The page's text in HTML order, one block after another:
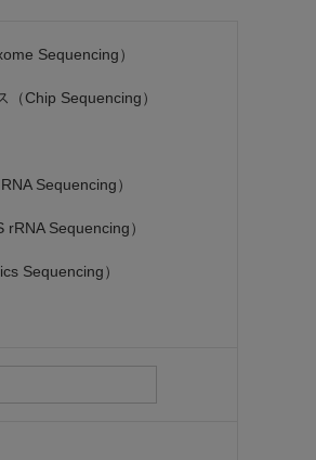
Sequencing）
（Chip Sequencing）
Sequencing）
Sequencing）
Sequencing）